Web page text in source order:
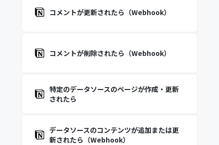
コメントが更新されたら（Webhook）
コメントが削除されたら（Webhook）
特定のデータソースのページが作成・更新
されたら
データソースのコンテンツが追加または更
新されたら（Webhook）